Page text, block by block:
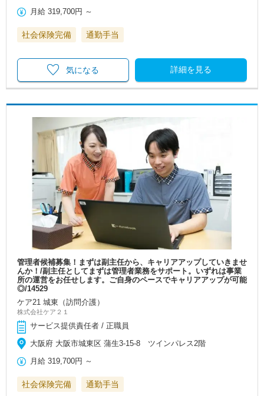
月給 319,700円 ～
社会保険完備 通勤手当
詳細を見る
気になる
管理者候補募集！まずは副主任から、キャリアアップしていきませ
んか！/副主任としてまずは管理者業務をサポート。いずれは事業
所の運営をお任せします。ご自身のペースでキャリアアップが可能
◎/14529
ケア21 城東（訪問介護）
株式会社ケア２１
サービス提供責任者 / 正職員
大阪府 大阪市城東区 蒲生3-15-8 ツインパレス2階
月給 319,700円 ～
社会保険完備 通勤手当